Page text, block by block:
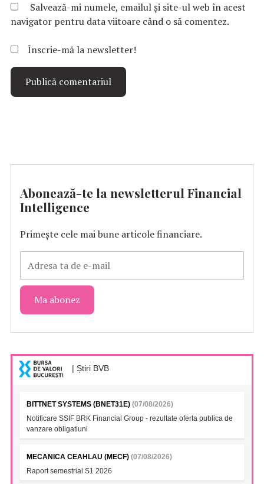
Salvează-mi numele, emailul și site-ul web în acest
navigator pentru data viitoare când o să comentez.
Înscrie-mă la newsletter!
Abonează-te la newsletterul Financial
Intelligence
Primește cele mai bune articole financiare.
| Știri BVB
BITTNET SYSTEMS (BNET31E) (07/08/2026)
Notificare SSIF BRK Financial Group - rezultate oferta publica de
vanzare obligatiuni
MECANICA CEAHLAU (MECF) (07/08/2026)
Raport semestrial S1 2026